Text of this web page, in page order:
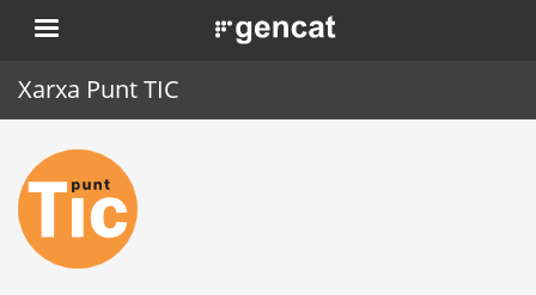
Pasar
al
. Obre en una nova finestra.
Xarxa Punt TIC
Inicio
Punt TIC
Actualidad